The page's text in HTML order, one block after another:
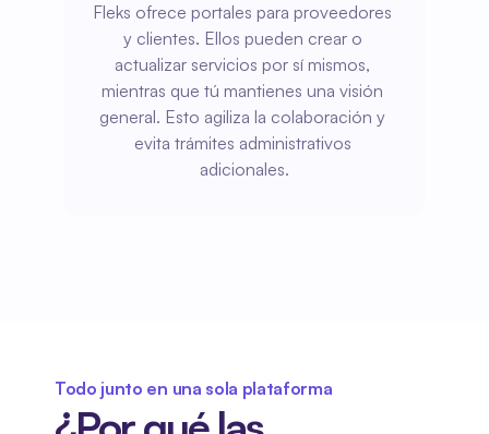
Fleks ofrece portales para proveedores
y clientes. Ellos pueden crear o
actualizar servicios por sí mismos,
mientras que tú mantienes una visión
general. Esto agiliza la colaboración y
evita trámites administrativos
adicionales.
Todo junto en una sola plataforma